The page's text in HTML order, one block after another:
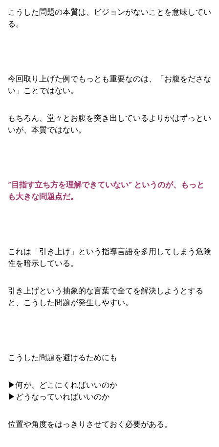
こうした問題の本質は、ビジョンがないことを意味してい
る。
今回取り上げた例でもっとも重要なのは、「お腹をださな
い」ことではない。
もちろん、堂々とお腹を突き出しているよりかはずっとい
いが、本質ではない。
”目指す立ち方を理解できていない” というのが、もっと
も大きな問題点だ。
これは「引き上げ」という指導言語を多用してしまう危険
性を暗示している。
引き上げという抽象的な言葉で全てを解決しようとする
と、こうした問題が発生しやすい。
こうした問題を避けるためにも
▶︎何が、どこにくればいいのか
▶︎どうなっていればいいのか
位置や角度をはっきりさせておく必要がある。